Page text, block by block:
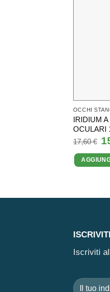
OCCHI
IRIDIUM
OCULARI
17,60€ Il
Iscriviti